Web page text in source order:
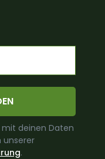
deinen Daten
unserer
.